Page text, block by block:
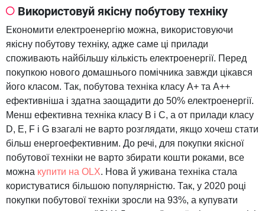
Використовуй якісну побутову техніку
Економити електроенергію можна, використовуючи
якісну побутову техніку, адже саме ці прилади
споживають найбільшу кількість електроенергії. Перед
покупкою нового домашнього помічника завжди цікався
його класом. Так, побутова техніка класу А+ та А++
ефективніша і здатна заощадити до 50% електроенергії.
Менш ефективна техніка класу В і С, а от прилади класу
D, E, F і G взагалі не варто розглядати, якщо хочеш стати
більш енергоефективним. До речі, для покупки якісної
побутової техніки не варто збирати кошти роками, все
можна купити на OLX. Нова й уживана техніка стала
користуватися більшою популярністю. Так, у 2020 році
покупки побутової техніки зросли на 93%, а купувати